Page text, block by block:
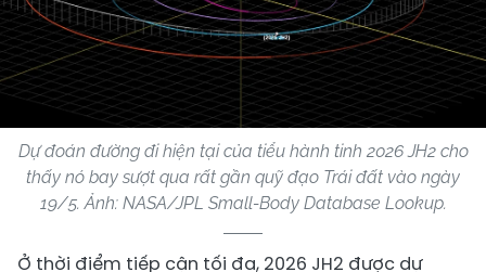
Dự đoán đường đi hiện tại của tiểu hành tinh 2026 JH2 cho
thấy nó bay sượt qua rất gần quỹ đạo Trái đất vào ngày
19/5. Ảnh: NASA/JPL Small-Body Database Lookup.
Ở thời điểm tiếp cận tối đa, 2026 JH2 được dự